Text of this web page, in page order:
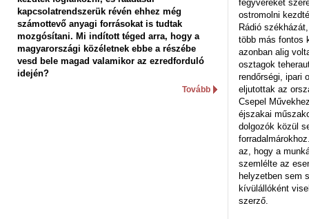
kapcsolatrendszerük révén ehhez még
számottevő anyagi forrásokat is tudtak
mozgósítani. Mi indított téged arra, hogy a
magyarországi közéletnek ebbe a részébe
vesd bele magad valamikor az ezredforduló
idején?
Tovább
fegyvereket
ostromolni
Rádió
több más fontos
azonban alig
osztagok
rendőrségi, ipari
eljutottak az
Csepel
éjszakai
dolgozók közül
az, hogy a
szemlélte az
helyzetben sem
kívülállóként
szerző.